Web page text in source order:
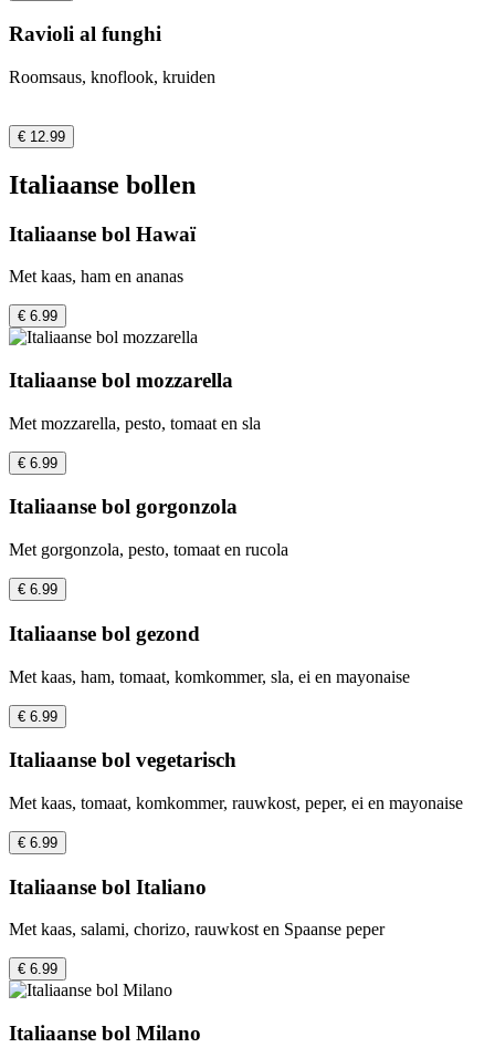
Ravioli al funghi
Roomsaus, knoflook, kruiden
€ 12.99
Italiaanse bollen
Italiaanse bol Hawaï
Met kaas, ham en ananas
€ 6.99
Italiaanse bol mozzarella
Met mozzarella, pesto, tomaat en sla
€ 6.99
Italiaanse bol gorgonzola
Met gorgonzola, pesto, tomaat en rucola
€ 6.99
Italiaanse bol gezond
Met kaas, ham, tomaat, komkommer, sla, ei en mayonaise
€ 6.99
Italiaanse bol vegetarisch
Met kaas, tomaat, komkommer, rauwkost, peper, ei en mayonaise
€ 6.99
Italiaanse bol Italiano
Met kaas, salami, chorizo, rauwkost en Spaanse peper
€ 6.99
Italiaanse bol Milano